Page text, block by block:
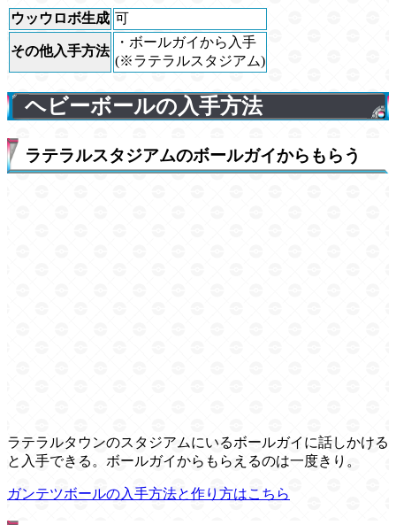
ウッウロボ生成 可
その他入手方法
・ボールガイから入手
(※ラテラルスタジアム)
ヘビーボールの入手方法
ラテラルスタジアムのボールガイからもらう
ラテラルタウンのスタジアムにいるボールガイに話しかける
と入手できる。ボールガイからもらえるのは一度きり。
ガンテツボールの入手方法と作り方はこちら